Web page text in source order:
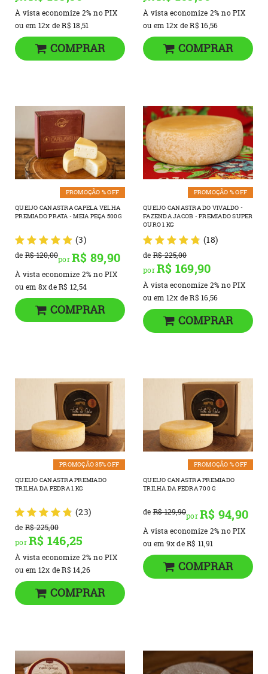
À vista economize 2% no PIX
ou em 12x deR$ 18,51
COMPRAR
À vista economize 2% no PIX
ou em 12x deR$ 16,56
COMPRAR
PROMOÇÃO % OFF
QUEIJO CANASTRA CAPELA VELHA
PREMIADO PRATA - MEIA PEÇA 500G
(3)
de R$ 120,00porR$ 89,90
À vista economize 2% no PIX
ou em 8xdeR$ 12,54
COMPRAR
PROMOÇÃO % OFF
QUEIJO CANASTRA DO VIVALDO -
FAZENDA JACOB - PREMIADO SUPER
OURO 1 KG
(18)
de R$ 225,00
porR$ 169,90
À vista economize 2% no PIX
ou em 12x deR$ 16,56
COMPRAR
PROMOÇÃO 35% OFF
QUEIJO CANASTRA PREMIADO
TRILHA DA PEDRA 1 KG
(23)
de R$ 225,00
porR$ 146,25
À vista economize 2% no PIX
ou em 12x deR$ 14,26
COMPRAR
PROMOÇÃO % OFF
QUEIJO CANASTRA PREMIADO
TRILHA DA PEDRA 700 G
de R$ 129,90porR$ 94,90
À vista economize 2% no PIX
ou em 9xdeR$ 11,91
COMPRAR